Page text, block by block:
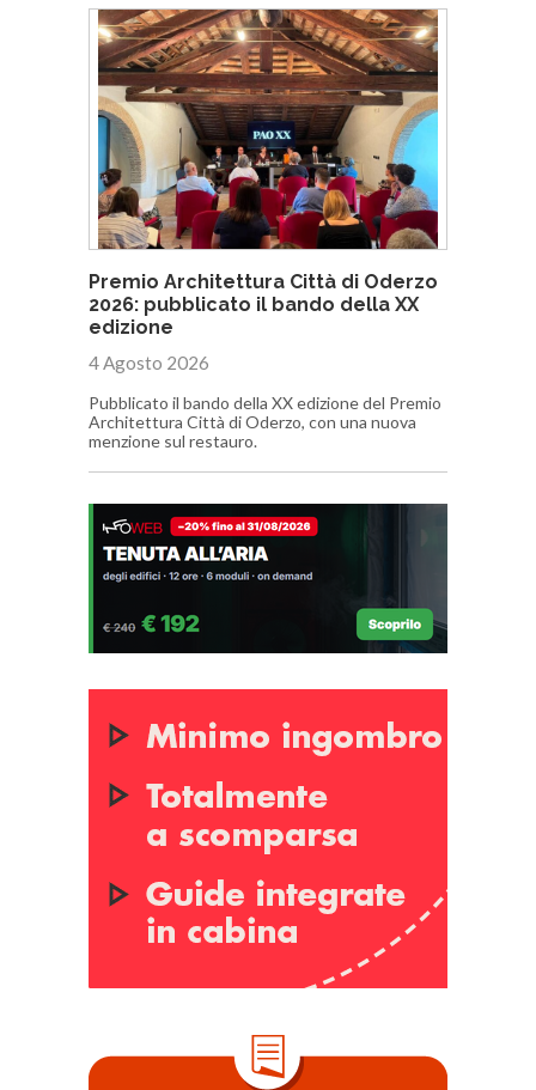
Premio Architettura Città di Oderzo
2026: pubblicato il bando della XX
edizione
4 Agosto 2026
Pubblicato il bando della XX edizione del Premio
Architettura Città di Oderzo, con una nuova
menzione sul restauro.